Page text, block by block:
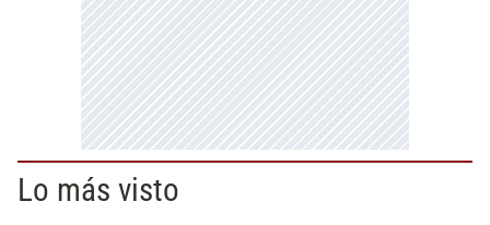
Lo más visto